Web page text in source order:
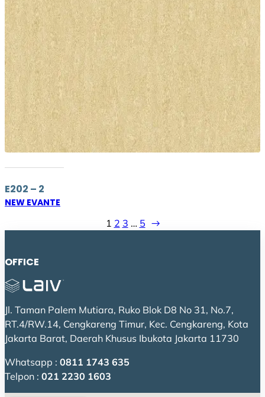
E202 – 2
NEW EVANTE
1 2 3 … 5 →
OFFICE
Jl. Taman Palem Mutiara, Ruko Blok D8 No 31, No.7,
RT.4/RW.14, Cengkareng Timur, Kec. Cengkareng, Kota
Jakarta Barat, Daerah Khusus Ibukota Jakarta 11730
Whatsapp : 0811 1743 635
Telpon : 021 2230 1603